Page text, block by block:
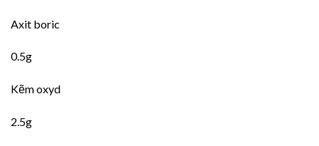
Axit boric
0.5g
Kẽm oxyd
2.5g